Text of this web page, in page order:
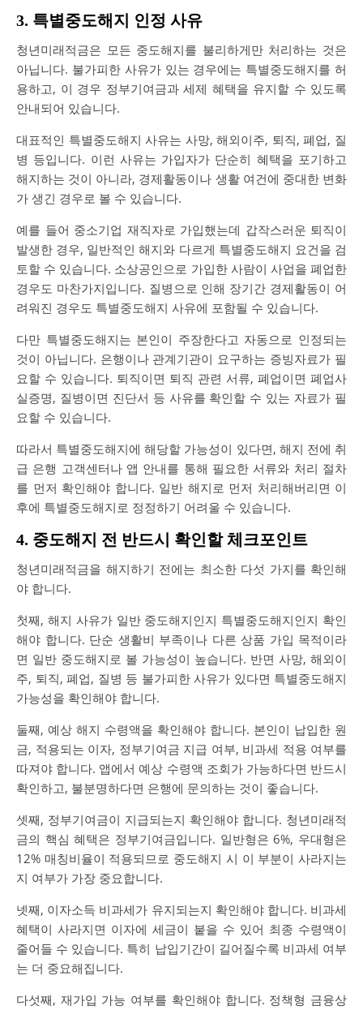
3. 특별중도해지 인정 사유
청년미래적금은 모든 중도해지를 불리하게만 처리하는 것은
아닙니다. 불가피한 사유가 있는 경우에는 특별중도해지를 허
용하고, 이 경우 정부기여금과 세제 혜택을 유지할 수 있도록
안내되어 있습니다.
대표적인 특별중도해지 사유는 사망, 해외이주, 퇴직, 폐업, 질
병 등입니다. 이런 사유는 가입자가 단순히 혜택을 포기하고
해지하는 것이 아니라, 경제활동이나 생활 여건에 중대한 변화
가 생긴 경우로 볼 수 있습니다.
예를 들어 중소기업 재직자로 가입했는데 갑작스러운 퇴직이
발생한 경우, 일반적인 해지와 다르게 특별중도해지 요건을 검
토할 수 있습니다. 소상공인으로 가입한 사람이 사업을 폐업한
경우도 마찬가지입니다. 질병으로 인해 장기간 경제활동이 어
려워진 경우도 특별중도해지 사유에 포함될 수 있습니다.
다만 특별중도해지는 본인이 주장한다고 자동으로 인정되는
것이 아닙니다. 은행이나 관계기관이 요구하는 증빙자료가 필
요할 수 있습니다. 퇴직이면 퇴직 관련 서류, 폐업이면 폐업사
실증명, 질병이면 진단서 등 사유를 확인할 수 있는 자료가 필
요할 수 있습니다.
따라서 특별중도해지에 해당할 가능성이 있다면, 해지 전에 취
급 은행 고객센터나 앱 안내를 통해 필요한 서류와 처리 절차
를 먼저 확인해야 합니다. 일반 해지로 먼저 처리해버리면 이
후에 특별중도해지로 정정하기 어려울 수 있습니다.
4. 중도해지 전 반드시 확인할 체크포인트
청년미래적금을 해지하기 전에는 최소한 다섯 가지를 확인해
야 합니다.
첫째, 해지 사유가 일반 중도해지인지 특별중도해지인지 확인
해야 합니다. 단순 생활비 부족이나 다른 상품 가입 목적이라
면 일반 중도해지로 볼 가능성이 높습니다. 반면 사망, 해외이
주, 퇴직, 폐업, 질병 등 불가피한 사유가 있다면 특별중도해지
가능성을 확인해야 합니다.
둘째, 예상 해지 수령액을 확인해야 합니다. 본인이 납입한 원
금, 적용되는 이자, 정부기여금 지급 여부, 비과세 적용 여부를
따져야 합니다. 앱에서 예상 수령액 조회가 가능하다면 반드시
확인하고, 불분명하다면 은행에 문의하는 것이 좋습니다.
셋째, 정부기여금이 지급되는지 확인해야 합니다. 청년미래적
금의 핵심 혜택은 정부기여금입니다. 일반형은 6%, 우대형은
12% 매칭비율이 적용되므로 중도해지 시 이 부분이 사라지는
지 여부가 가장 중요합니다.
넷째, 이자소득 비과세가 유지되는지 확인해야 합니다. 비과세
혜택이 사라지면 이자에 세금이 붙을 수 있어 최종 수령액이
줄어들 수 있습니다. 특히 납입기간이 길어질수록 비과세 여부
는 더 중요해집니다.
다섯째, 재가입 가능 여부를 확인해야 합니다. 정책형 금융상